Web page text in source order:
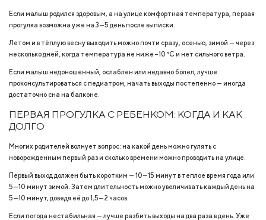
Если малыш родился здоровым, а на улице комфортная температура, первая
прогулка возможна уже на 3—5 день после выписки.
Летом и в тёплую весну выходить можно почти сразу, осенью, зимой — через
несколько дней, когда температура не ниже −10 °C и нет сильного ветра.
Если малыш недоношенный, ослаблен или недавно болел, лучше
проконсультироваться с педиатром, начать выходы постепенно — иногда
достаточно сна на балконе.
ПЕРВАЯ ПРОГУЛКА С РЕБЕНКОМ: КОГДА И КАК
ДОЛГО
Многих родителей волнует вопрос: на какой день можно гулять с
новорожденным первый раз и сколько времени можно проводить на улице.
Первый выход должен быть коротким — 10—15 минут в теплое время года или
5—10 минут зимой. Затем длительность можно увеличивать каждый день на
5—10 минут, доведя её до 1,5—2 часов.
Если погода нестабильная — лучше разбить выходы на два раза в день. Уже